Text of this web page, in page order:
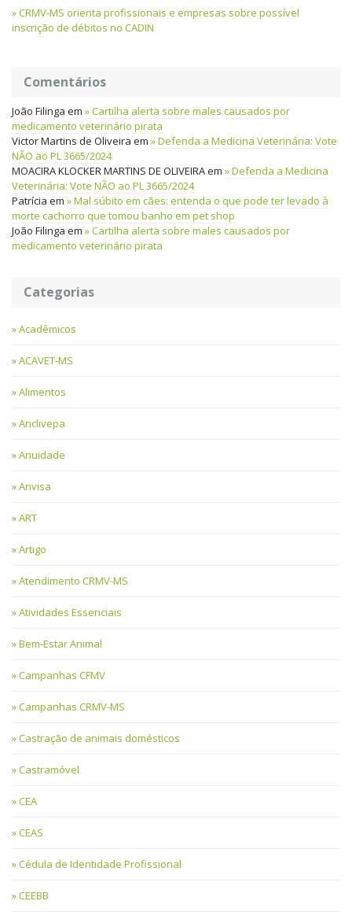
CRMV-MS orienta profissionais e empresas sobre possível
inscrição de débitos no CADIN
Comentários
João Filinga em
Cartilha alerta sobre males causados por
medicamento veterinário pirata
Victor Martins de Oliveira em
Defenda a Medicina Veterinária: Vote
NÃO ao PL 3665/2024
MOACIRA KLOCKER MARTINS DE OLIVEIRAem
Defenda a Medicina
Veterinária: Vote NÃO ao PL 3665/2024
Patrícia em
Mal súbito em cães: entenda o que pode ter levado à
morte cachorro que tomou banho em pet shop
João Filinga em
Cartilha alerta sobre males causados por
medicamento veterinário pirata
Categorias
Acadêmicos
ACAVET-MS
Alimentos
Anclivepa
Anuidade
Anvisa
ART
Artigo
Atendimento CRMV-MS
Atividades Essenciais
Bem-Estar Animal
Campanhas CFMV
Campanhas CRMV-MS
Castração de animais domésticos
Castramóvel
CEA
CEAS
Cédula de Identidade Profissional
CEEBB